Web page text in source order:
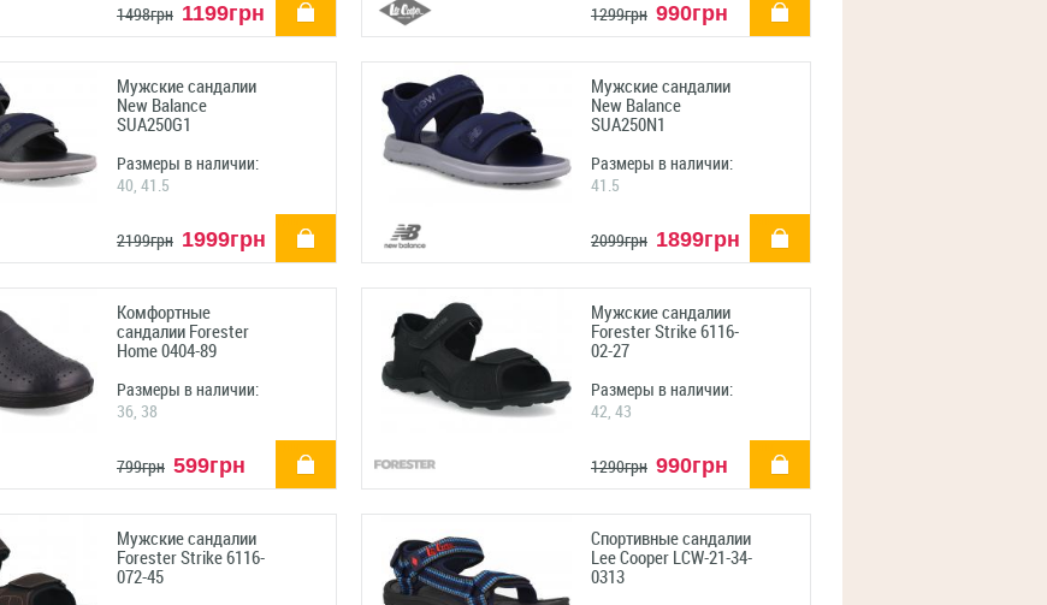
1498грн 1199грн 1299грн 990грн
Мужские сандалии
New Balance
SUA250G1
Размеры в наличии:
40, 41.5
2199грн 1999грн
Мужские сандалии
New Balance
SUA250N1
Размеры в наличии:
41.5
2099грн 1899грн
Комфортные
сандалии Forester
Home 0404-89
Размеры в наличии:
36, 38
799грн 599грн
Мужские сандалии
Forester Strike 6116-
02-27
Размеры в наличии:
42, 43
1290грн 990грн
Мужские сандалии
Forester Strike 6116-
072-45
Спортивные сандалии
Lee Cooper LCW-21-34-
0313